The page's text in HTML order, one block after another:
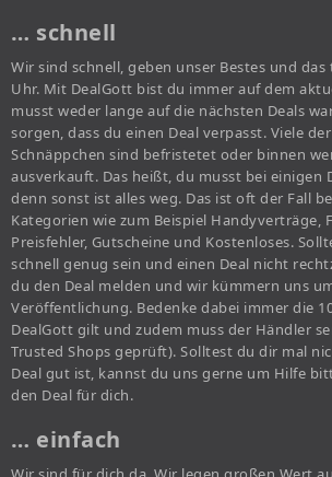
… schnell
Wir sind schnell, geben unser Bestes und das
Uhr. Mit DealGott bist du immer auf dem
musst weder lange auf die nächsten Deals
sorgen, dass du einen Deal verpasst. Viele
Schnäppchen sind befristetet oder binnen
ausverkauft. Das heißt, du musst bei einigen
denn sonst ist alles weg. Das ist oft der Fall
Kategorien wie zum Beispiel Handyverträge,
Preisfehler, Gutscheine und Kostenloses.
schnell genug sein und einen Deal nicht
du den Deal melden und wir kümmern uns
Veröffentlichung. Bedenke dabei immer die
DealGott gilt und zudem muss der Händler
Trusted Shops geprüft). Solltest du dir mal
Deal gut ist, kannst du uns gerne um Hilfe
den Deal für dich.
… einfach